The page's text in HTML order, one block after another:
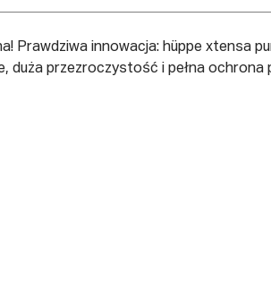
Prawdziwa innowacja: hüppe xtensa
duża przezroczystość i pełna ochrona